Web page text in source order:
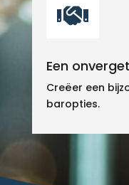

Een
Creëer een
baropties.